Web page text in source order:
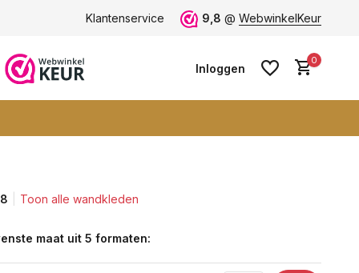
klantbeoordeling 9+ Grootste collectie -ruim 600+
Klantenservice 9,8 @ WebwinkelKeur
Inloggen
0
Toon alle wandkleden
maat uit 5 formaten: